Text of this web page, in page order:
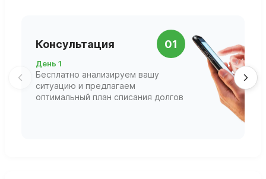
Консультация 01
День 1
Бесплатно анализируем вашу
ситуацию и предлагаем
оптимальный план списания долгов